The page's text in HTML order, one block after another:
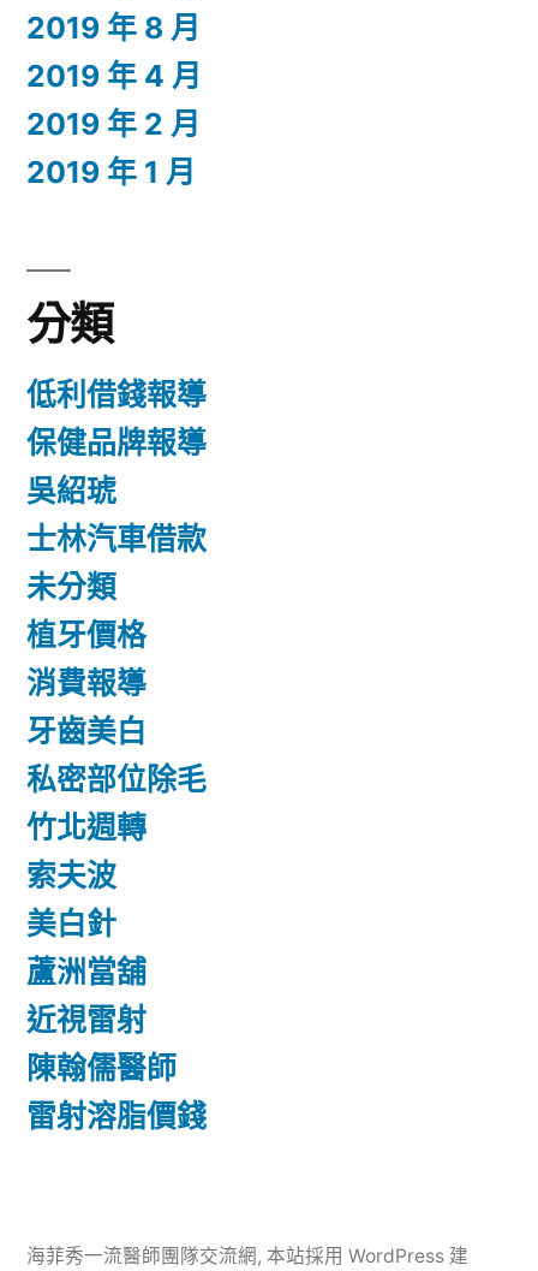
2019 年 8 月
2019 年 4 月
2019 年 2 月
2019 年 1 月
分類
低利借錢報導
保健品牌報導
吳紹琥
士林汽車借款
未分類
植牙價格
消費報導
牙齒美白
私密部位除毛
竹北週轉
索夫波
美白針
蘆洲當舖
近視雷射
陳翰儒醫師
雷射溶脂價錢
海菲秀一流醫師團隊交流網, 本站採用 WordPress 建